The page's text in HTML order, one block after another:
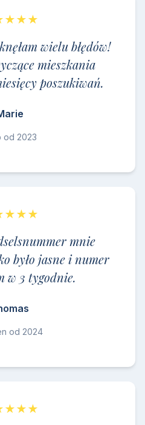
wielu błędów!
mieszkania
poszukiwań.
od 2023
mnie
było jasne i numer
w 3 tygodnie.
od 2024